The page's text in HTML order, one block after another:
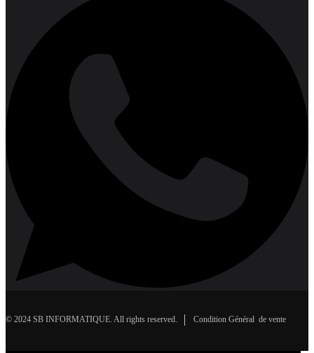
© 2024 SB INFORMATIQUE. All rights reserved. Condition Général de vente